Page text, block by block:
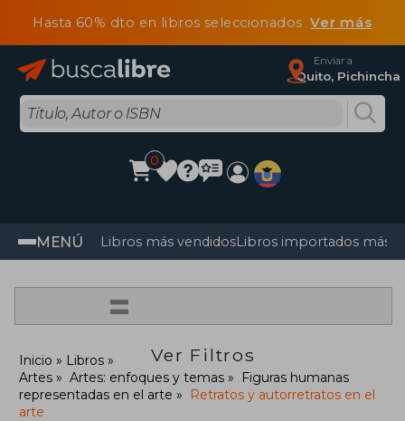
Hasta 60% dto en libros seleccionadosVer más
Enviar a
Quito, Pichincha
0
MENÚ Libros más vendidosLibros importados más
=
Ver Filtros
Inicio
Libros
Artes
Artes: enfoques y temas
Figuras humanas
representadas en el arte
Retratos y autorretratos en el
arte